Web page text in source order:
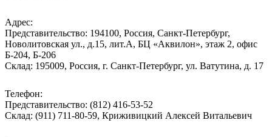
Адрес:
Представительство: 194100, Россия, Санкт-Петербург,
Новолитовская ул., д.15, лит.А, БЦ «Аквилон», этаж 2, офис
Б-204, Б-206
Склад: 195009, Россия, г. Санкт-Петербург, ул. Ватутина, д. 17
Телефон:
Представительство: (812) 416-53-52
Склад: (911) 711-80-59, Криживицкий Алексей Витальевич